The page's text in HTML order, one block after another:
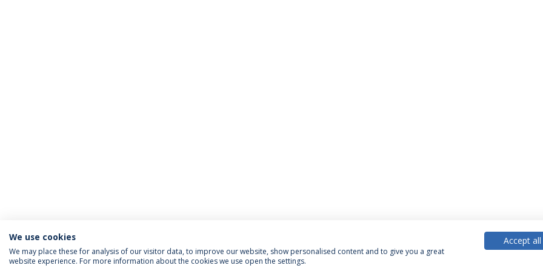
We use cookies
We may place these for analysis of our visitor data, to improve our website, show personalised content and to give you a great
website experience. For more information about the cookies we use open the settings.
Accept all